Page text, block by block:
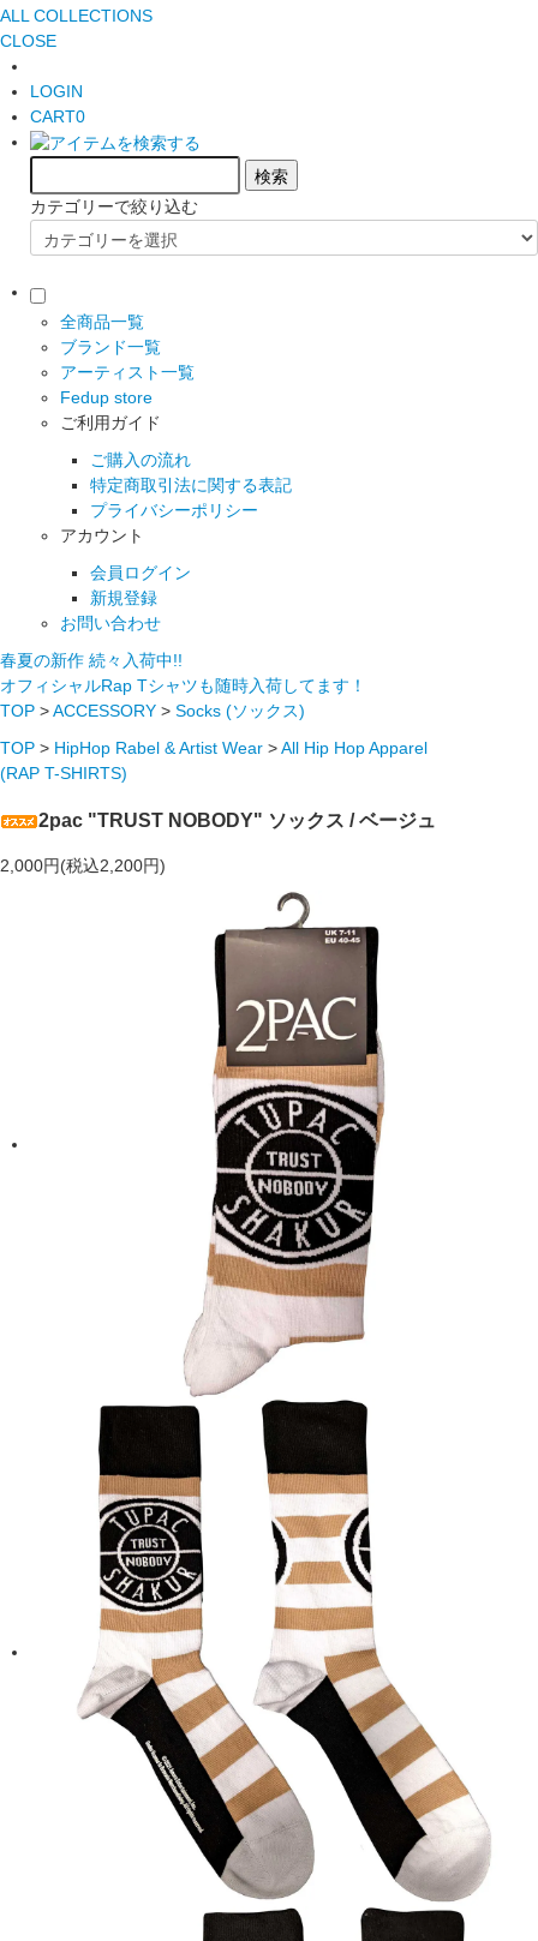
ALL COLLECTIONS
CLOSE
LOGIN
CART0
カテゴリーで絞り込む
全商品一覧
ブランド一覧
アーティスト一覧
Fedup store
ご利用ガイド
ご購入の流れ
特定商取引法に関する表記
プライバシーポリシー
アカウント
会員ログイン
新規登録
お問い合わせ
春夏の新作 続々入荷中!!
オフィシャルRap Tシャツも随時入荷してます！
TOP >ACCESSORY > Socks (ソックス)
TOP > HipHop Rabel & Artist Wear >All Hip Hop Apparel
(RAP T-SHIRTS)
2pac "TRUST NOBODY" ソックス / ベージュ
2,000円(税込2,200円)